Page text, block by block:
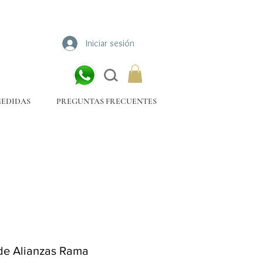
Iniciar sesión
PREGUNTAS FRECUENTES
Alianzas Rama